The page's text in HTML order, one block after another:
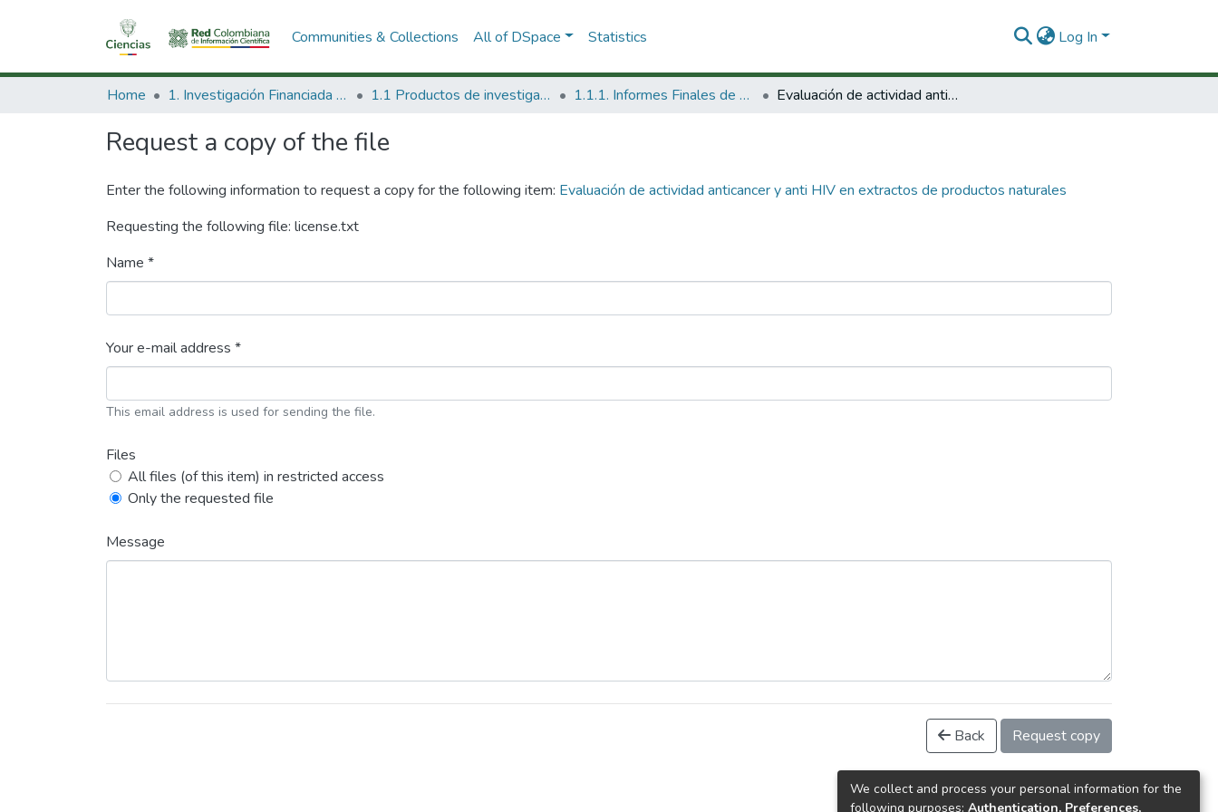
Communities & Collections All of DSpace Statistics Log In
Home 1. Investigación Financiada con Recursos Públicos 1.1 Productos de investigación 1.1.1. Informes Finales de Proyectos de Investigación Evaluación de actividad anticancer y anti HIV en extractos de productos naturales
Request a copy of the file
Enter the following information to request a copy for the following item: Evaluación de actividad anticancer y anti HIV en extractos de productos naturales
Requesting the following file: license.txt
Name *
Your e-mail address *
This email address is used for sending the file.
Files
All files (of this item) in restricted access
Only the requested file
Message
Back Request copy
We collect and process your personal information for the
following purposes: Authentication, Preferences,